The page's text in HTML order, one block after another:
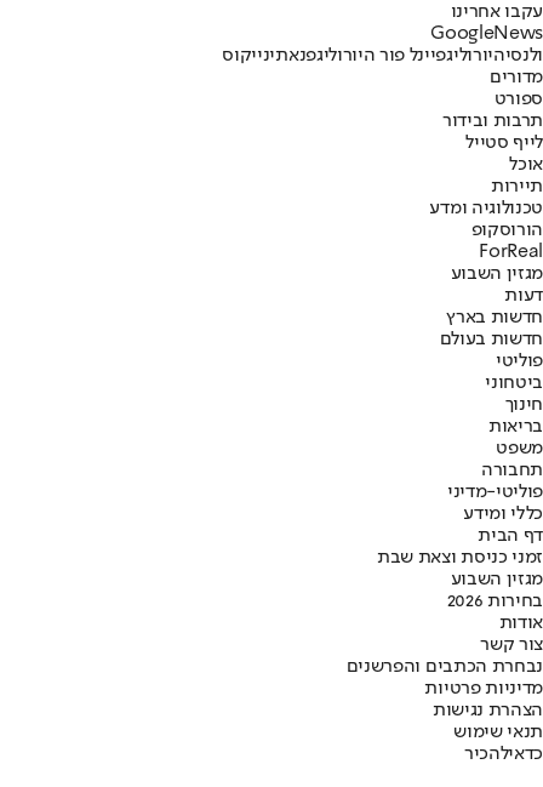
עקבו אחרינו
Googl eNews
ולנסיהיורוליגפיינל פור היורוליגפנאתינייקוס
מדורים
ספורט
תרבות ובידור
לייף סטייל
אוכל
תיירות
טכנולוגיה ומדע
הורוסקופ
ForReal
מגזין השבוע
דעות
חדשות בארץ
חדשות בעולם
פוליטי
ביטחוני
חינוך
בריאות
משפט
תחבורה
פוליטי-מדיני
כללי ומידע
דף הבית
זמני כניסת וצאת שבת
מגזין השבוע
בחירות 2026
אודות
צור קשר
נבחרת הכתבים והפרשנים
מדיניות פרטיות
הצהרת נגישות
תנאי שימוש
כדאילהכיר